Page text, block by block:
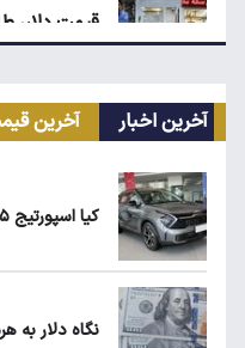
انتقال سهمیه
آخرین اخبار آخرین
کیا اسپورتیج ۲۰۲۵ در ایران ارزش خرید دارد؟
نگاه دلار به